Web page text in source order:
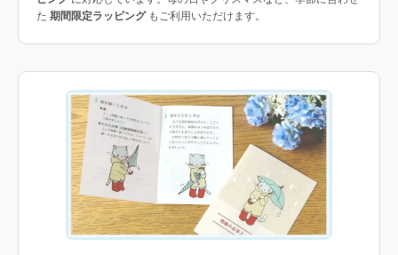
た 期間限定ラッピングもご利用いただけます。